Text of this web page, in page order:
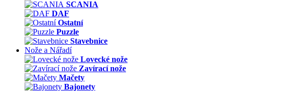
SCANIA
DAF
Ostatní
Puzzle
Stavebnice
Nože a Nářadí
Lovecké nože
Zavírací nože
Mačety
Bajonety